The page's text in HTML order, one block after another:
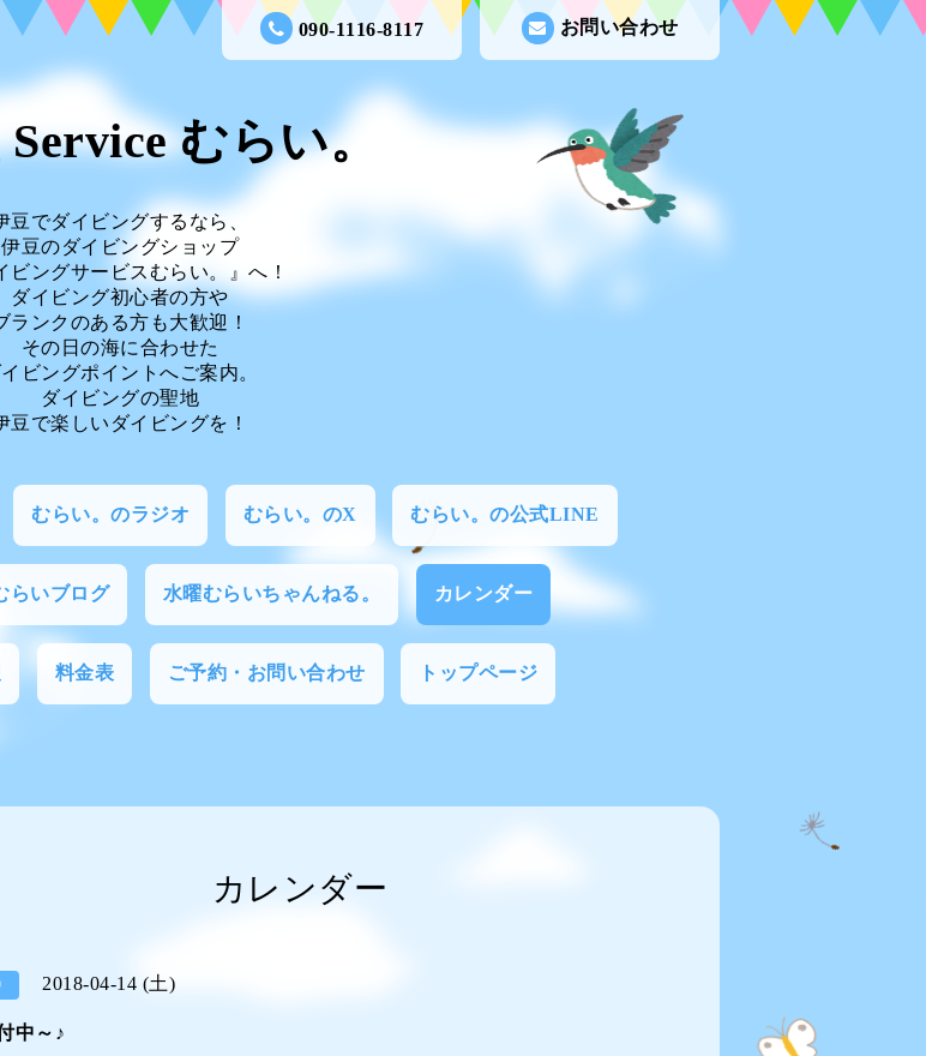
お問い合わせ
090-1116-8117
むらい。
豆でダイビングするなら、
伊豆のダイビングショップ
ビングサービスむらい。』へ！
ダイビング初心者の方や
ランクのある方も大歓迎！
その日の海に合わせた
ビングポイントへご案内。
ダイビングの聖地
豆で楽しいダイビングを！
むらい。のラジオ むらい。のX むらい。の公式LINE
らいブログ 水曜むらいちゃんねる。 カレンダー
料金表 ご予約・お問い合わせ トップページ
カレンダー
2018-04-14 (土)
中～♪